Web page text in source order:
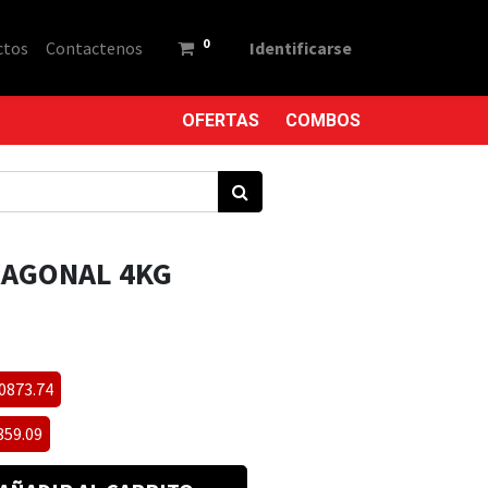
Contactenos 0 Identificarse
OFERTAS COMBOS
4KG